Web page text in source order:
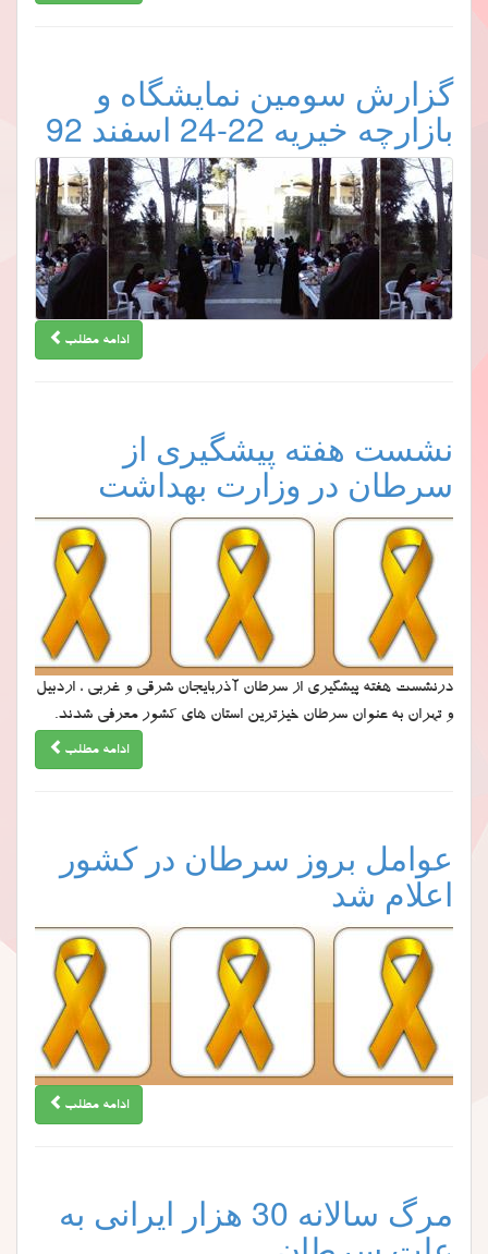
گزارش سومین نمایشگاه و
بازارچه خیریه 22-24 اسفند 92
ادامه مطلب
نشست هفته پیشگیری از
سرطان در وزارت بهداشت
درنشست هفته پیشگیری از سرطان آذربایجان شرقی و غربی ، اردبیل
و تهران به عنوان سرطان خیزترین استان های کشور معرفی شدند.
ادامه مطلب
عوامل بروز سرطان در کشور
اعلام شد
ادامه مطلب
مرگ سالانه 30 هزار ایرانی به